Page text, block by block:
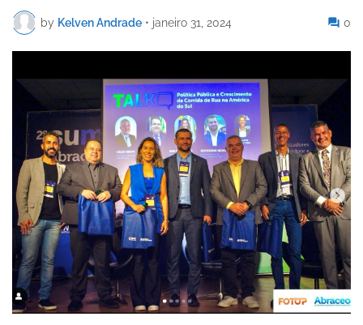
by Kelven Andrade • janeiro 31, 2024 0